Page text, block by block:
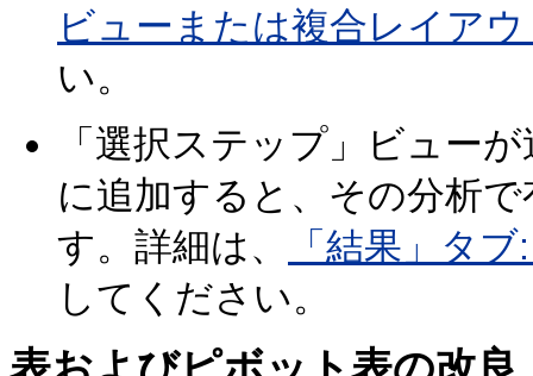
ビューまたは複合レイア
い。
「選択ステップ」ビュー
に追加すると、その分析
す。詳細は、
「結果」タ
してください。